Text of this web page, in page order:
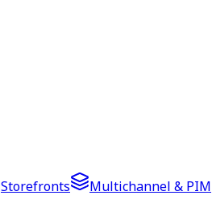
Storefronts
Multichannel & PIM